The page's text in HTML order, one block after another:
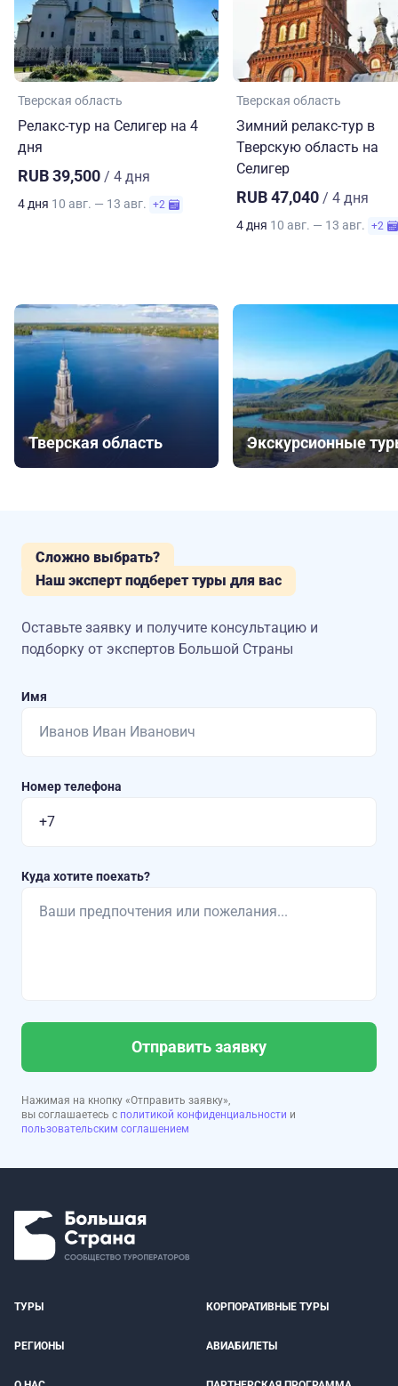
Тверская область
Релакс-тур на Селигер на 4
дня
RUB 39,500 / 4 дня
4 дня 10 авг. — 13 авг. +2
Тверская область
Зимний релакс-тур в
Тверскую область на
Селигер
RUB 47,040 / 4 дня
4 дня 10 авг. — 13 авг. +2
Тверская область Экскурсионные
Сложно выбрать?
Наш эксперт подберет туры для вас
Оставьте заявку и получите консультацию и
подборку от экспертов Большой Страны
Имя
Номер телефона
Куда хотите поехать?
Отправить заявку
Нажимая на кнопку «Отправить заявку»,
вы соглашаетесь с политикой конфиденциальности и
пользовательским соглашением
ТУРЫ КОРПОРАТИВНЫЕ ТУРЫ
РЕГИОНЫ АВИАБИЛЕТЫ